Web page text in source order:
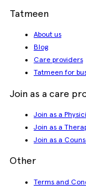
Tatmeen
About us
Blog
Care providers
Tatmeen for
Join as a care
Join as a
Join as a
Join as a
Other
Terms and